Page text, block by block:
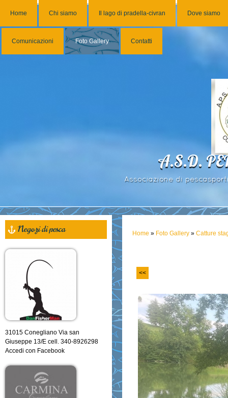
A.S.D.
Associazione di
Home Chi siamo Il lago di pradella-civran Dove siamo
Comunicazioni Foto Gallery Contatti
Home » Foto Gallery » Catture
<<
Negozi di pesca
31015 Conegliano Via san
Giuseppe 13/E cell. 340-8926298
Accedi con Facebook